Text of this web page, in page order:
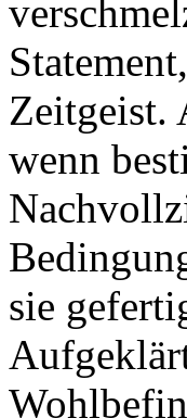
Zeitgeist.
wenn
sie